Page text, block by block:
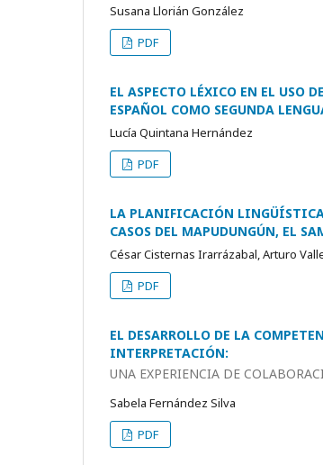
Susana Llorián González
PDF
EL ASPECTO LÉXICO EN EL USO
ESPAÑOL COMO SEGUNDA
Lucía Quintana Hernández
PDF
LA PLANIFICACIÓN LINGÜÍSTICA
CASOS DEL MAPUDUNGÚN, EL
César Cisternas Irarrázabal, Arturo
PDF
EL DESARROLLO DE LA
INTERPRETACIÓN:
UNA EXPERIENCIA DE
Sabela Fernández Silva
PDF